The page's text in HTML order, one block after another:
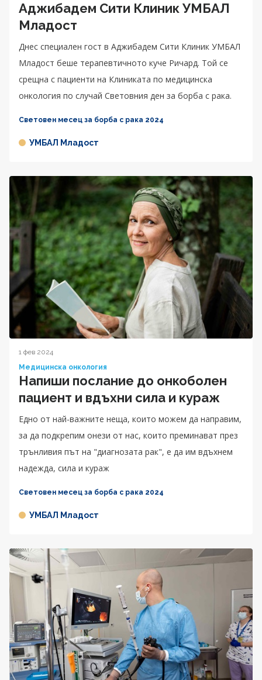
Аджибадем Сити Клиник УМБАЛ
Младост
Днес специален гост в Аджибадем Сити Клиник УМБАЛ
Младост беше терапевтичното куче Ричард. Той се
срещна с пациенти на Клиниката по медицинска
онкология по случай Световния ден за борба с рака.
Световен месец за борба с рака 2024
УМБАЛ Младост
1 фев 2024
Медицинска онкология
Напиши послание до онкоболен
пациент и вдъхни сила и кураж
Едно от най-важните неща, които можем да направим,
за да подкрепим онези от нас, които преминават през
трънливия път на "диагнозата рак", е да им вдъхнем
надежда, сила и кураж
Световен месец за борба с рака 2024
УМБАЛ Младост